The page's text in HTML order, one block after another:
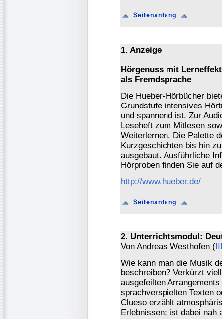
1. Anzeige
Hörgenuss mit
als Fremdsprache
Die Hueber-Hörbücher
Grundstufe intensives
und spannend ist. Zur
Leseheft zum Mitlesen
Weiterlernen. Die Palette
Kurzgeschichten bis hin
ausgebaut. Ausführliche
Hörproben finden Sie auf
http://www.hueber.de/
2. Unterrichtsmodul:
Von Andreas Westhofen (
Wie kann man die Musik
beschreiben? Verkürzt
ausgefeilten
sprachverspielten Texten
Clueso erzählt
Erlebnissen; ist dabei nah